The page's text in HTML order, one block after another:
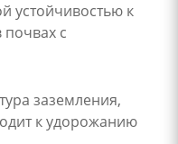
устойчивостью к
с
заземления,
к удорожанию